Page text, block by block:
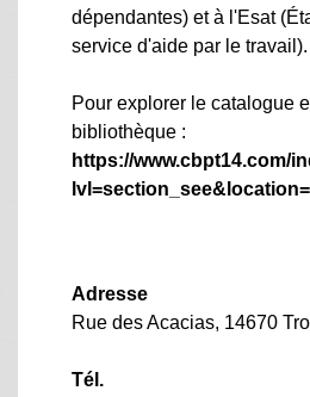
dépendantes) et à l'Esat
service d'aide par le travail).
Pour explorer le catalogue
bibliothèque :
https://www.cbpt14.com/
Adresse
Rue des Acacias, 14670
Tél.